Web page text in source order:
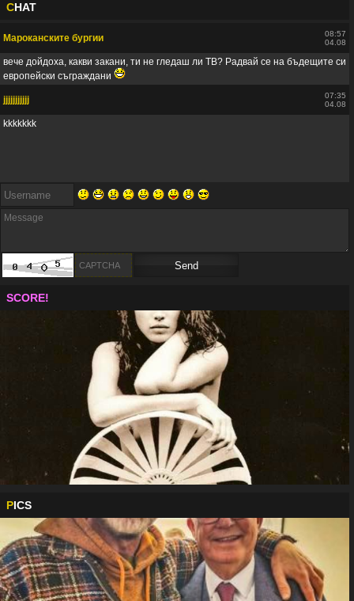
CHAT
Мароканските бургии
08:57
04.08
вече дойдоха, какви закани, ти не гледаш ли ТВ? Радвай се на бъдещите си
европейски съграждани
jjjjjjjjjjj
07:35
04.08
kkkkkkk
........
Мароканските бургии
вече дойдоха, какви закани, ти не гледаш ли ТВ? Радвай се на бъдещите си
европейски съграждани
SCORE!
PICS